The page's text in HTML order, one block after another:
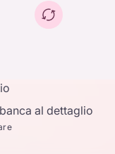
al dettaglio